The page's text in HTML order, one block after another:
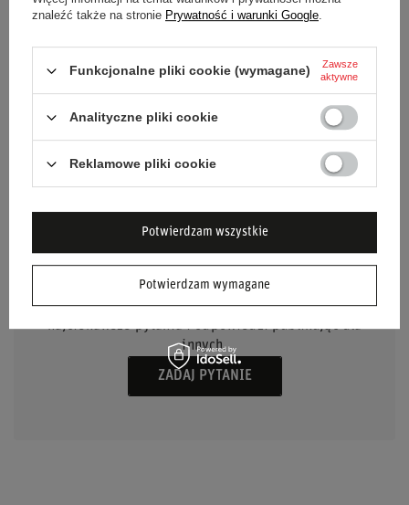
Czarny
Materiał Stal
Rozstaw śrub 345 x 271 mm
POTRZEBUJESZ POMOCY? MASZ
PYTANIA?
Zadaj pytanie a my odpowiemy niezwłocznie,
najciekawsze pytania i odpowiedzi publikując dla
innych.
ZADAJ PYTANIE
znaleźć także na stronie Prywatność i warunki Google.
Funkcjonalne pliki cookie (wymagane)
Zawsze
aktywne
Analityczne pliki cookie
Reklamowe pliki cookie
Potwierdzam wymagane
Potwierdzam wszystkie